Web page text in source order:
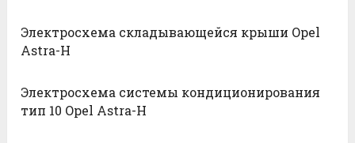
Электросхема складывающейся крыши Opel
Astra-H
Электросхема системы кондиционирования
тип 10 Opel Astra-H